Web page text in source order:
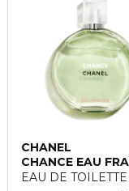
CHANEL
CHANCE EAU
EAU DE